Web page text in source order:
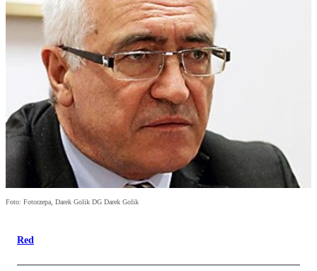
Foto: Fotorzepa, Darek Golik DG Darek Golik
Red